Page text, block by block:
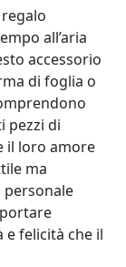
all’aria
accessorio
di foglia o
pezzi di
il loro amore
ma
e felicità che il